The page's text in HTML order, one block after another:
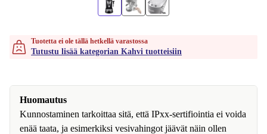
Tuotetta ei ole tällä hetkellä varastossa
Tutustu lisää kategorian Kahvi tuotteisiin
Huomautus
Kunnostaminen tarkoittaa sitä, että IPxx-sertifiointia ei voida
enää taata, ja esimerkiksi vesivahingot jäävät näin ollen